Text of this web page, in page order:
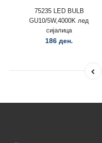
75235 LED BULB
GU10/5W,4000K лед
сијалица
186 ден.